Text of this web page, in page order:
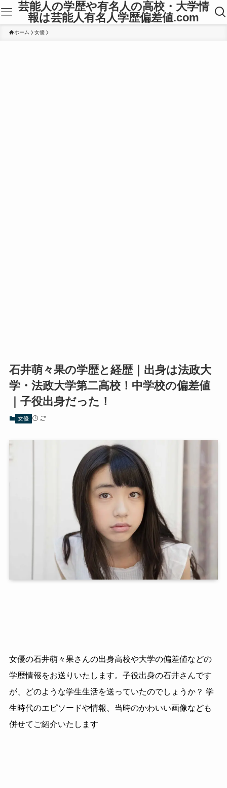
芸能人の学歴や有名人の高校・大学情
報は芸能人有名人学歴偏差値.com
ホーム 女優
石井萌々果の学歴と経歴｜出身は法政大
学・法政大学第二高校！中学校の偏差値
｜子役出身だった！
女優
女優の石井萌々果さんの出身高校や大学の偏差値などの
学歴情報をお送りいたします。子役出身の石井さんです
が、どのような学生生活を送っていたのでしょうか？ 学
生時代のエピソードや情報、当時のかわいい画像なども
併せてご紹介いたします